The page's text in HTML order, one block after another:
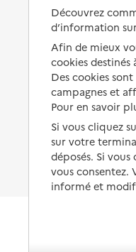
Préserver son
santé
Organiser à l'avance sa
protection
Les mesures de
Les obligations de la
À qui s’adresser ?
Les politiques du grand
Découvrez
d’information
Afin de mieux
cookies
Des cookies
campagnes et
Pour en savoir
Si vous cliquez
sur votre
déposés. Si
vous consentez.
informé et